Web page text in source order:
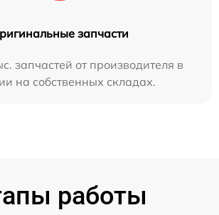
запчасти
запчастей от производителя в
на собственных складах.
работы